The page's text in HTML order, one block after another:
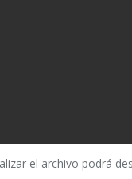
el archivo podrá